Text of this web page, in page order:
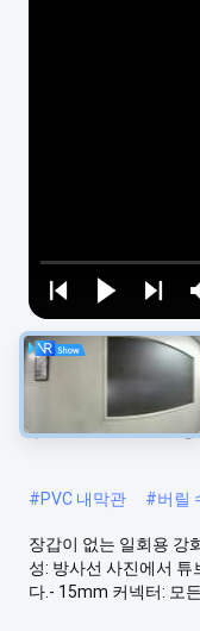
Play
Play
Play
Loaded:
0%
장갑이 없는 일
강화 기관내관
#PVC 내막관 #버릴
장갑이 없는 일회용 강
성: 방사선 사진에서
다.- 15mm 커넥터: 모